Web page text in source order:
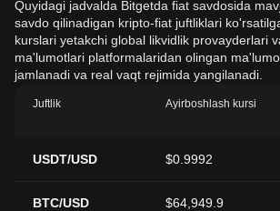
Quyidagi jadvalda Bitgetda fiat savdosida
savdo qilinadigan kripto-fiat juftliklari
kurslari yetakchi global likvidlik provayderlari
ma'lumotlari platformalaridan olingan
jamlanadi va real vaqt rejimida yangilanadi.
Juftlik Ayirboshlash kursi
USDT/USD $0.9992
BTC/USD $64,949.9